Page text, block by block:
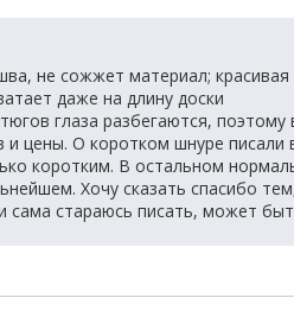
не сожжет материал;
даже на длину доски
глаза разбегаются, поэтому
цены. О коротком шнуре писали
коротким. В остальном
Хочу сказать спасибо
сама стараюсь писать, может